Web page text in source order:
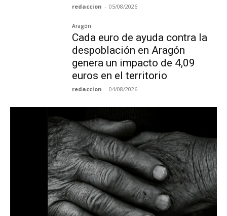
redaccion - 05/08/2026
Aragón
Cada euro de ayuda contra la
despoblación en Aragón
genera un impacto de 4,09
euros en el territorio
redaccion - 04/08/2026